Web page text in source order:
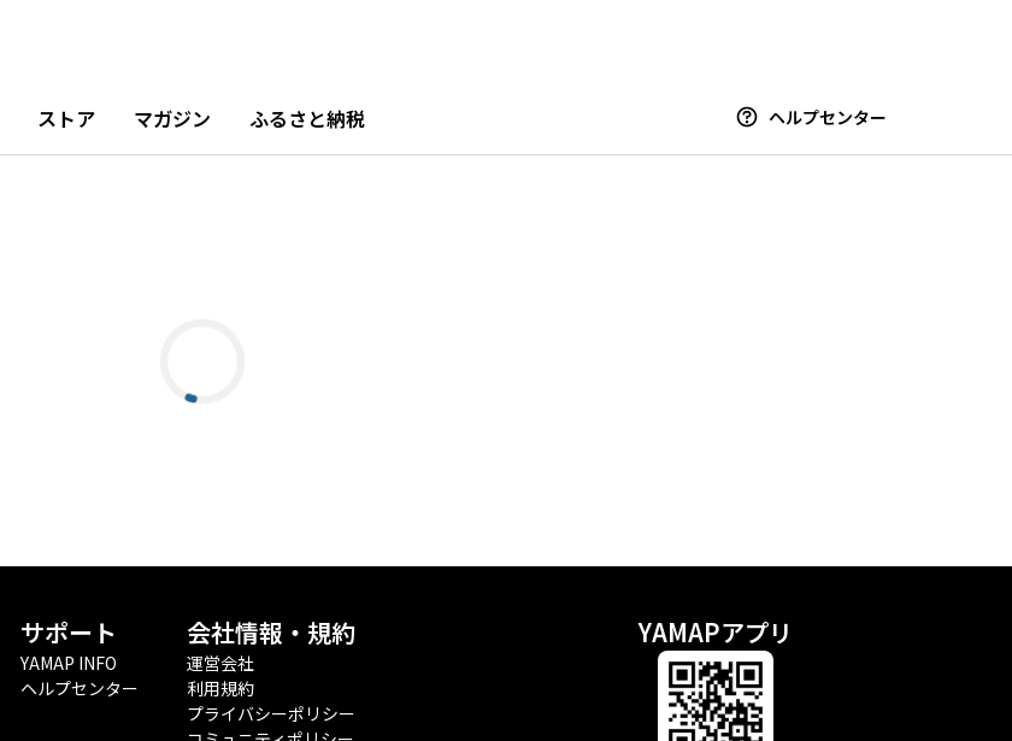
ストア マガジン ふるさと納税 ヘルプセンター
サポート
YAMAP INFO
ヘルプセンター
会社情報・規約
運営会社
利用規約
プライバシーポリシー
YAMAPアプリ